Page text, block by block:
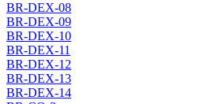
BR-DEX-08
BR-DEX-09
BR-DEX-10
BR-DEX-11
BR-DEX-12
BR-DEX-13
BR-DEX-14